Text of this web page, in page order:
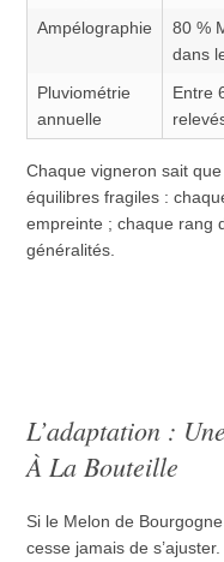
Ampélographie
80 %
dans
Pluviométrie
annuelle
Entre
Chaque vigneron sait
équilibres fragiles :
empreinte ; chaque rang
généralités.
L’adaptation :
À La Bouteille
Si le Melon de
cesse jamais de